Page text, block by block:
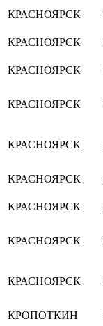
КРАСНОЯРСК
КРАСНОЯРСК
КРАСНОЯРСК
КРАСНОЯРСК
КРАСНОЯРСК
КРАСНОЯРСК
КРАСНОЯРСК
КРАСНОЯРСК
КРАСНОЯРСК
КРОПОТКИН